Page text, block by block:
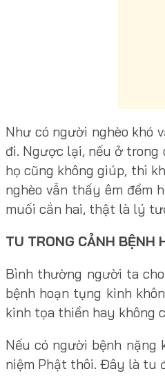
Như có người nghèo khó
đi. Ngược lại, nếu ở trong
họ cũng không giúp, thì
nghèo vẫn thấy êm đềm
muối cắn hai, thật là lý
TU TRONG CẢNH BỆNH
Bình thường người ta
bệnh hoạn tụng kinh
kinh tọa thiền hay không
Nếu có người bệnh nặng
niệm Phật thôi. Đây là tu